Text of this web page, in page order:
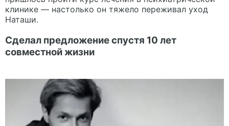
клинике — настолько он тяжело переживал уход
Наташи.
Сделал предложение спустя 10 лет
совместной жизни